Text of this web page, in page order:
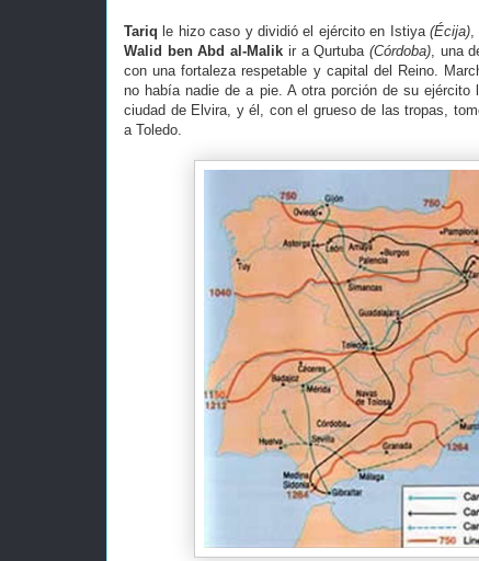
Tariq le hizo caso y dividió el ejército en Istiya(Écija),
Walid ben Abd al-Malik ir a Qurtuba(Córdoba), una
con una fortaleza respetable y capital del Reino.
no había nadie de a pie. A otra porción de su
ciudad de Elvira, y él, con el grueso de las tropas,
a Toledo.